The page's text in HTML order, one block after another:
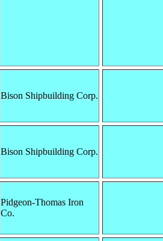
Bison Shipbuilding Corp.
Bison Shipbuilding Corp.
Pidgeon-Thomas Iron
Co.